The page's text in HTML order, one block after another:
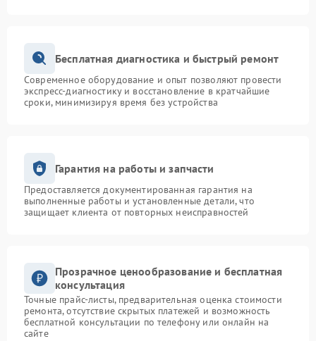
Бесплатная диагностика и быстрый ремонт
Современное оборудование и опыт позволяют провести
экспресс-диагностику и восстановление в кратчайшие
сроки, минимизируя время без устройства
Гарантия на работы и запчасти
Предоставляется документированная гарантия на
выполненные работы и установленные детали, что
защищает клиента от повторных неисправностей
Прозрачное ценообразование и бесплатная
консультация
Точные прайс-листы, предварительная оценка стоимости
ремонта, отсутствие скрытых платежей и возможность
бесплатной консультации по телефону или онлайн на
сайте